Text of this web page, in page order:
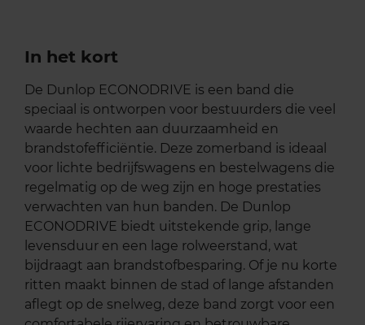
In het kort
De Dunlop ECONODRIVE is een band die
speciaal is ontworpen voor bestuurders die veel
waarde hechten aan duurzaamheid en
brandstofefficiëntie. Deze zomerband is ideaal
voor lichte bedrijfswagens en bestelwagens die
regelmatig op de weg zijn en hoge prestaties
verwachten van hun banden. De Dunlop
ECONODRIVE biedt uitstekende grip, lange
levensduur en een lage rolweerstand, wat
bijdraagt aan brandstofbesparing. Of je nu korte
ritten maakt binnen de stad of lange afstanden
aflegt op de snelweg, deze band zorgt voor een